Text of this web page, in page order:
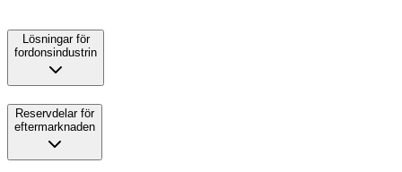
Lösningar för
fordonsindustrin
Reservdelar för
eftermarknaden